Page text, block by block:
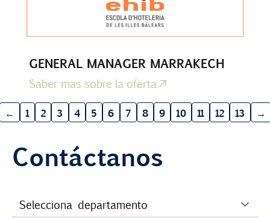
GENERAL MANAGER MARRAKECH
Saber mas sobre la oferta
← 1 2 3 4 5 6 7 8 9 10 11 12 13 →
Contáctanos